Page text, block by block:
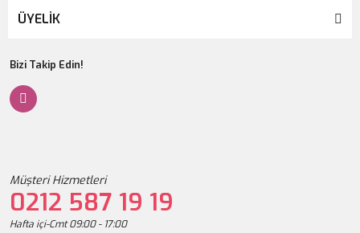
ÜYELİK
Bizi Takip Edin!
Müşteri Hizmetleri
0212 587 19 19
Hafta içi-Cmt 09:00 - 17:00